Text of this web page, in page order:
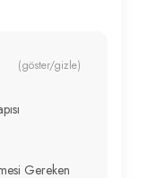
(göster/gizle)
Gereken